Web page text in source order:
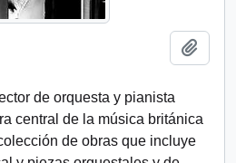
de orquesta y pianista
central de la música británica
de obras que incluye